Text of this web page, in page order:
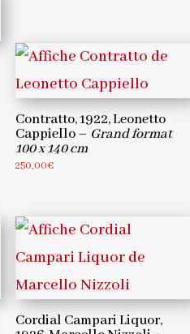
Contratto, 1922, Leonetto
Cappiello – Grand format
100 x 140 cm
250,00€
Cordial Campari Liquor,